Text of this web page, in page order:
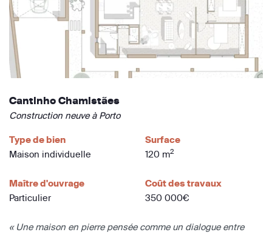
Cantinho Chamistães
Construction neuve à Porto
Type de bien
Maison individuelle
Surface
120 m2
Maître d'ouvrage
Particulier
Coût des travaux
350 000€
« Une maison en pierre pensée comme un dialogue entre